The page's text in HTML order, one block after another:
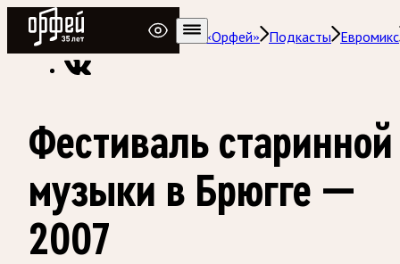
Радио Орфей
Радио классической музыки «Орфей»
Подкасты Евромикс
Фестиваль старинной
музыки в Брюгге —
2007